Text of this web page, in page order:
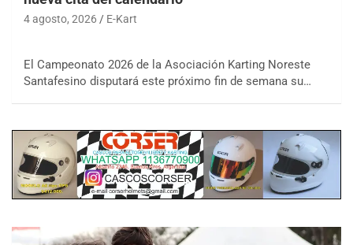
4 agosto, 2026 E-Kart
El Campeonato 2026 de la Asociación Karting Noreste
Santafesino disputará este próximo fin de semana su…